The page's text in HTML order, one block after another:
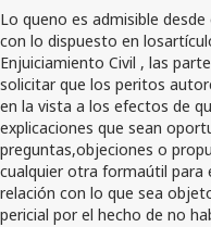
Lo queno es admisible
con lo dispuesto en
Enjuiciamiento Civil , las
solicitar que los peritos
en la vista a los efectos de
explicaciones que sean
preguntas,objeciones o
cualquier otra formaútil para
relación con lo que sea
pericial por el hecho de no